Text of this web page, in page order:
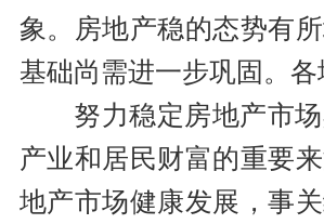
象。房地产稳的态势有
基础尚需进一步巩固。
努力稳定房地产市
产业和居民财富的重要
地产市场健康发展，事